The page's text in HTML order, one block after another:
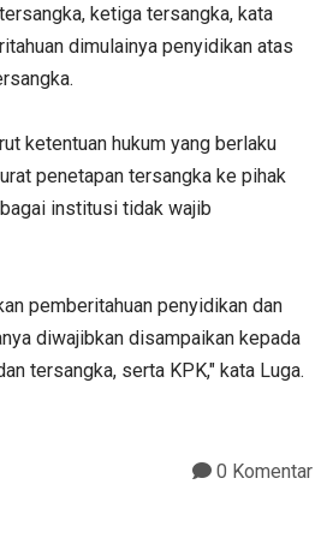
ketiga tersangka, kata
dimulainya penyidikan atas
ketentuan hukum yang berlaku
penetapan tersangka ke pihak
institusi tidak wajib
pemberitahuan penyidikan dan
diwajibkan disampaikan kepada
tersangka, serta KPK," kata Luga.
0 Komentar